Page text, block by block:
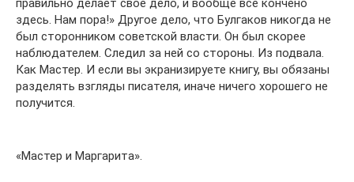
здесь. Нам пора!» Другое дело, что Булгаков никогда не
был сторонником советской власти. Он был скорее
наблюдателем. Следил за ней со стороны. Из подвала.
Как Мастер. И если вы экранизируете книгу, вы обязаны
разделять взгляды писателя, иначе ничего хорошего не
получится.
«Мастер и Маргарита».